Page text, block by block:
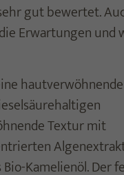
gut bewertet.
Erwartungen und
Textur mit
Kamelienöl.